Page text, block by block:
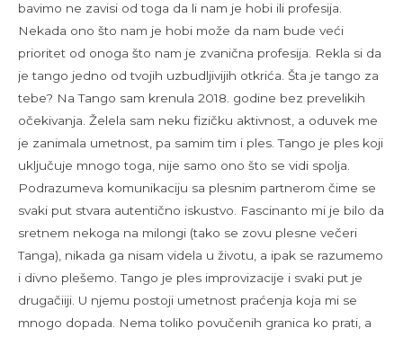
bavimo ne zavisi od toga da li nam je hobi ili profesija.
Nekada ono što nam je hobi može da nam bude veći
prioritet od onoga što nam je zvanična profesija. Rekla si da
je tango jedno od tvojih uzbudljivijih otkrića. Šta je tango za
tebe? Na Tango sam krenula 2018. godine bez prevelikih
očekivanja. Želela sam neku fizičku aktivnost, a oduvek me
je zanimala umetnost, pa samim tim i ples. Tango je ples koji
uključuje mnogo toga, nije samo ono što se vidi spolja.
Podrazumeva komunikaciju sa plesnim partnerom čime se
svaki put stvara autentično iskustvo. Fascinanto mi je bilo da
sretnem nekoga na milongi (tako se zovu plesne večeri
Tanga), nikada ga nisam videla u životu, a ipak se razumemo
i divno plešemo. Tango je ples improvizacije i svaki put je
drugačiiji. U njemu postoji umetnost praćenja koja mi se
mnogo dopada. Nema toliko povučenih granica ko prati, a